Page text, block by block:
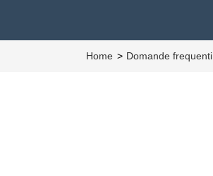
Home Domande frequenti